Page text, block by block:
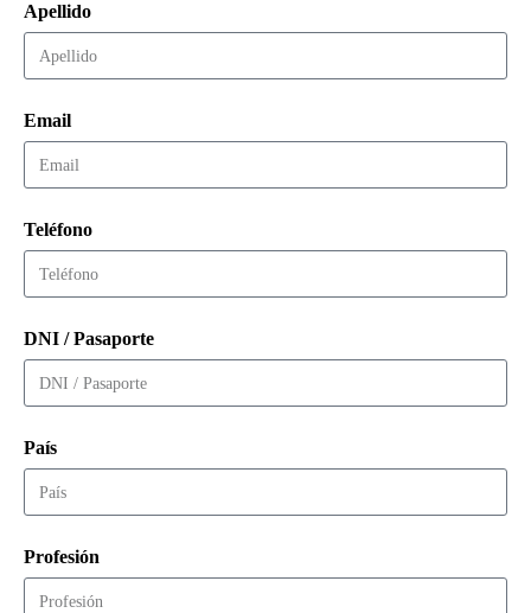
Apellido
Email
Teléfono
DNI / Pasaporte
País
Profesión